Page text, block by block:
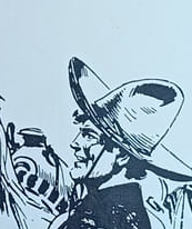
PRAVOPISI…